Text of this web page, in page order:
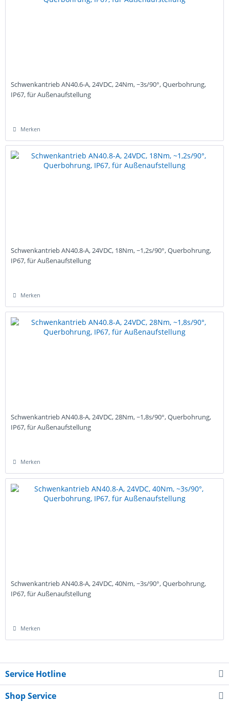
Schwenkantrieb AN40.6-A, 24VDC, 24Nm, ~3s/90°, Querbohrung,
IP67, für Außenaufstellung
Merken
Schwenkantrieb AN40.8-A, 24VDC, 18Nm, ~1,2s/90°, Querbohrung,
IP67, für Außenaufstellung
Merken
Schwenkantrieb AN40.8-A, 24VDC, 28Nm, ~1,8s/90°, Querbohrung,
IP67, für Außenaufstellung
Merken
Schwenkantrieb AN40.8-A, 24VDC, 40Nm, ~3s/90°, Querbohrung,
IP67, für Außenaufstellung
Merken
Service Hotline
Shop Service